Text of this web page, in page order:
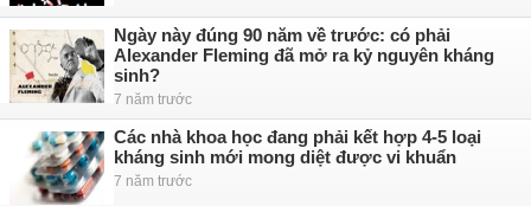
Ngày này đúng 90 năm về trước: có phải
Alexander Fleming đã mở ra kỷ nguyên kháng
sinh?
7 năm trước
Các nhà khoa học đang phải kết hợp 4-5 loại
kháng sinh mới mong diệt được vi khuẩn
7 năm trước